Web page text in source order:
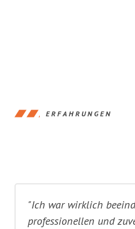
ERFAHRUNGEN
"Ich war wirklich
professionellen und